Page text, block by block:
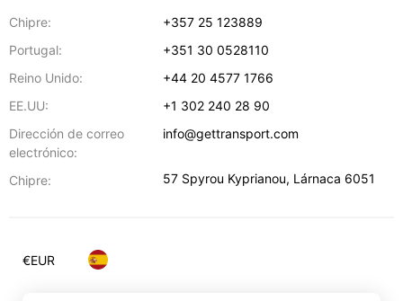
Chipre:
+357 25 123889
Portugal:
+351 30 0528110
Reino Unido:
+44 20 4577 1766
EE.UU:
+1 302 240 28 90
Dirección de correo
electrónico:
info@gettransport.com
Chipre: 57 Spyrou Kyprianou, Lárnaca 6051
€EUR